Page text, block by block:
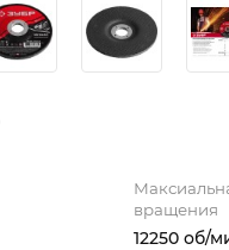
вращения
12250 об/